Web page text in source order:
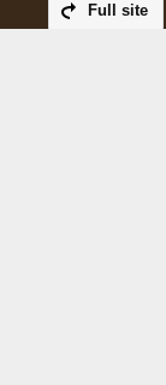
Full site